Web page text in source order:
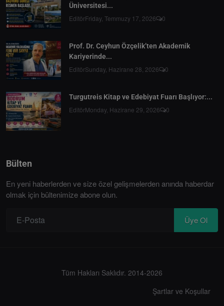
Üniversitesi...
EditörFriday, Temmuzy 17, 2026 0
Prof. Dr. Ceyhun Özçelik’ten Akademik
Kariyerinde...
EditörSunday, Hazirane 28, 2026 0
Turgutreis Kitap ve Edebiyat Fuarı Başlıyor:...
EditörMonday, Hazirane 29, 2026 0
Bülten
En yeni haberlerden ve size özel gelişmelerden anında haberdar
olmak için bültenimize abone olun.
Üye Ol
Tüm Hakları Saklıdır. 2014-2026
Şartlar ve Koşullar